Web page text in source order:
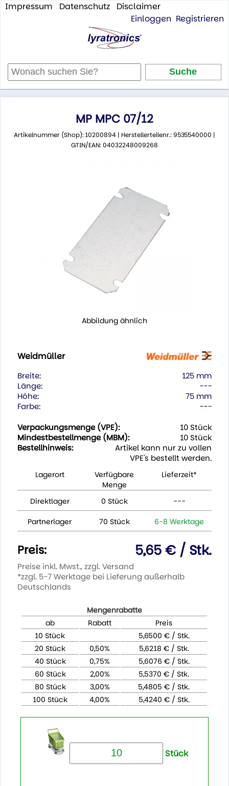
Impressum Datenschutz
Disclaimer
Einloggen Registrieren
MP MPC 07/12
Artikelnummer (Shop): 10200894 | Herstellerteilenr.: 9535540000 |
GTIN/EAN: 04032248009268
Abbildung ähnlich
Weidmüller
Breite:
125 mm
Länge:
---
Höhe:
75 mm
Farbe:
---
Verpackungsmenge (VPE):
10 Stück
Mindestbestellmenge (MBM):
10 Stück
Bestellhinweis:
Artikel kann nur zu vollen
VPE's bestellt werden.
Lagerort
Verfügbare
Menge
Lieferzeit*
Direktlager 0 Stück ---
Partnerlager 70 Stück 6-8 Werktage
Preis: 5,65 € / Stk.
Preise inkl. Mwst., zzgl. Versand
*zzgl. 5-7 Werktage bei Lieferung außerhalb
Deutschlands
Mengenrabatte
ab
Rabatt
Preis
10 Stück
5,6500 € / Stk.
20 Stück
0,50%
5,6218 € / Stk.
40 Stück
0,75%
5,6076 € / Stk.
60 Stück
2,00%
5,5370 € / Stk.
80 Stück
3,00%
5,4805 € / Stk.
100 Stück
4,00% 5,4240 € / Stk.
Stück